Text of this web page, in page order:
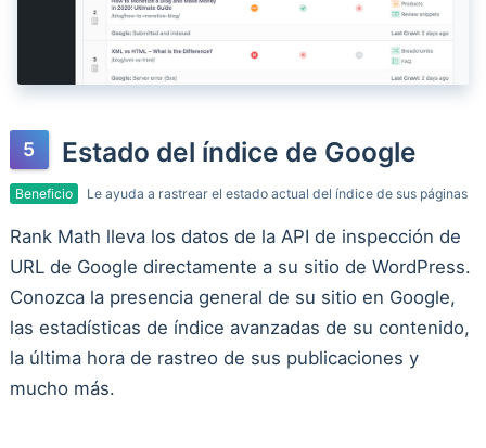
Estado del índice de Google
Beneficio Le ayuda a rastrear el estado actual del índice de sus páginas
Rank Math lleva los datos de la API de inspección de
URL de Google directamente a su sitio de WordPress.
Conozca la presencia general de su sitio en Google,
las estadísticas de índice avanzadas de su contenido,
la última hora de rastreo de sus publicaciones y
mucho más.